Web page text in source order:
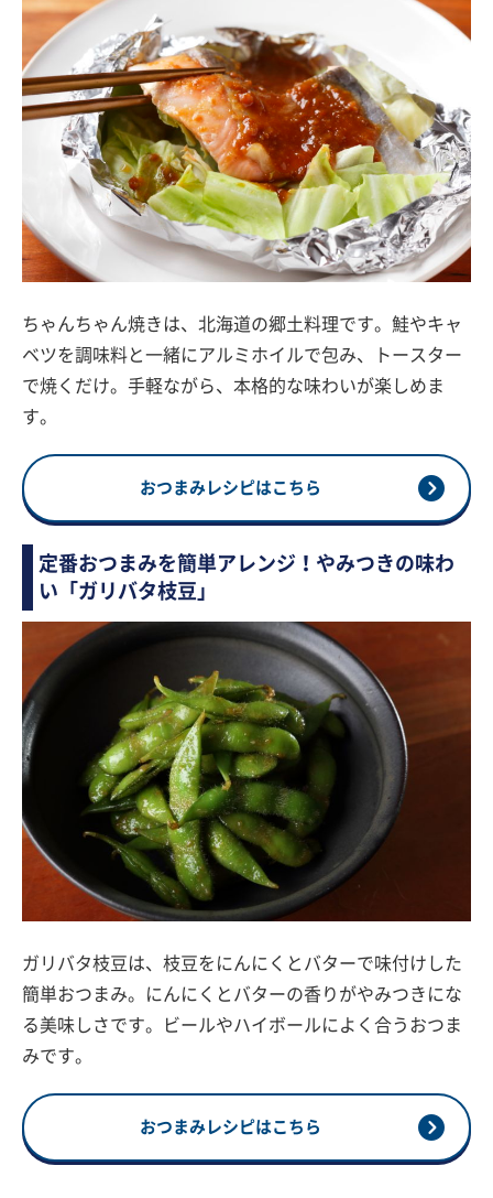
ちゃんちゃん焼きは、北海道の郷土料理です。鮭やキャ
ベツを調味料と一緒にアルミホイルで包み、トースター
で焼くだけ。手軽ながら、本格的な味わいが楽しめま
す。
おつまみレシピはこちら
定番おつまみを簡単アレンジ！やみつきの味わ
い「ガリバタ枝豆」
ガリバタ枝豆は、枝豆をにんにくとバターで味付けした
簡単おつまみ。にんにくとバターの香りがやみつきにな
る美味しさです。ビールやハイボールによく合うおつま
みです。
おつまみレシピはこちら